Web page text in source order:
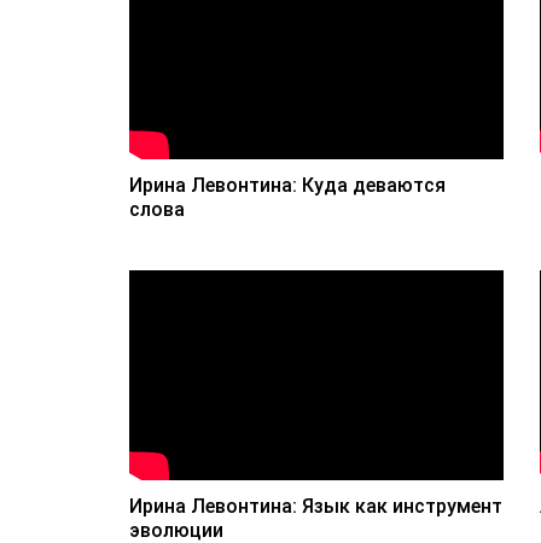
Ирина Левонтина: Куда деваются
слова
Ирина Левонтина: Язык как инструмент
эволюции